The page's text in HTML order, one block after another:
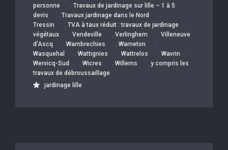
personne
, Travaux de jardinage sur lille – 1 à 5
devis
, Travaux jardinage dans le Nord ,
Tressin , TVA à taux réduit : travaux de jardinage ,
végétaux , Vendeville , Verlinghem , Villeneuve
d’Ascq
, Wambrechies , Warneton ,
Wasquehal , Wattignies , Wattrelos , Wavrin ,
Wervicq-Sud , Wicres , Willems , y compris les
travaux de débroussaillage
jardinage lille